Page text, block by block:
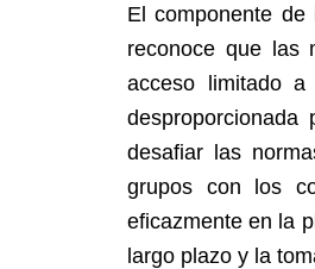
El componente
reconoce que las
acceso limitado
desafiar las
grupos con los
eficazmente en la
largo plazo y la